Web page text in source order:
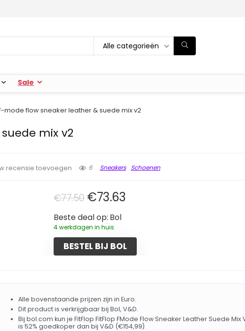
Alle categorieën
Sale
mode flow sneaker leather & suede mix v2
mix v2
recensie toevoegen 6 Sneakers Schoenen
€77.50 Oorspronkelijke prijs was:
€73.63Huidige prijs is: €73.63.
Beste deal op: Bol
4 werkdagen in huis
BESTEL BIJ BOL
Alle bovenstaande prijzen zijn in Euro.
Dit product is verkrijgbaar bij Bol, V&D.
Bij bol.com kun je FitFlop FitFlop FMode Flow Sneaker Leather Suede
is 52% goedkoper dan bij V&D (€154,99).